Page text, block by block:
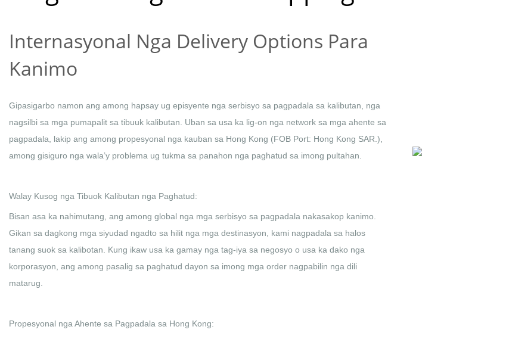
Internasyonal Nga Delivery Options Para
Kanimo
Gipasigarbo namon ang among hapsay ug episyente nga serbisyo sa pagpadala sa kalibutan, nga
nagsilbi sa mga pumapalit sa tibuuk kalibutan. Uban sa usa ka lig-on nga network sa mga ahente sa
pagpadala, lakip ang among propesyonal nga kauban sa Hong Kong (FOB Port: Hong Kong SAR.),
among gisiguro nga wala’y problema ug tukma sa panahon nga paghatud sa imong pultahan.
Walay Kusog nga Tibuok Kalibutan nga Paghatud:
Bisan asa ka nahimutang, ang among global nga mga serbisyo sa pagpadala nakasakop kanimo.
Gikan sa dagkong mga siyudad ngadto sa hilit nga mga destinasyon, kami nagpadala sa halos
tanang suok sa kalibotan. Kung ikaw usa ka gamay nga tag-iya sa negosyo o usa ka dako nga
korporasyon, ang among pasalig sa paghatud dayon sa imong mga order nagpabilin nga dili
matarug.
Propesyonal nga Ahente sa Pagpadala sa Hong Kong: